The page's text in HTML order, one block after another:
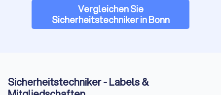
lokalen Anbieter für Ihre Sicherheitsanforderungen.
Vergleichen Sie
Sicherheitstechniker in Bonn
Sicherheitstechniker - Labels &